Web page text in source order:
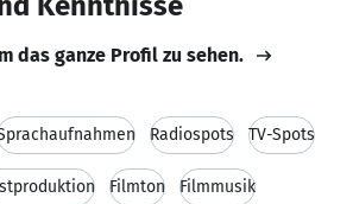
das ganze Profil zu sehen.
Radiospots TV-Spots
Filmton Filmmusik